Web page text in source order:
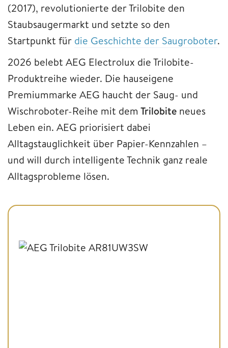
(2017), revolutionierte der Trilobite den
Staubsaugermarkt und setzte so den
Startpunkt für die Geschichte der Saugroboter.
2026 belebt AEG Electrolux die Trilobite-
Produktreihe wieder. Die hauseigene
Premiummarke AEG haucht der Saug- und
Wischroboter-Reihe mit dem Trilobite neues
Leben ein. AEG priorisiert dabei
Alltagstauglichkeit über Papier-Kennzahlen –
und will durch intelligente Technik ganz reale
Alltagsprobleme lösen.